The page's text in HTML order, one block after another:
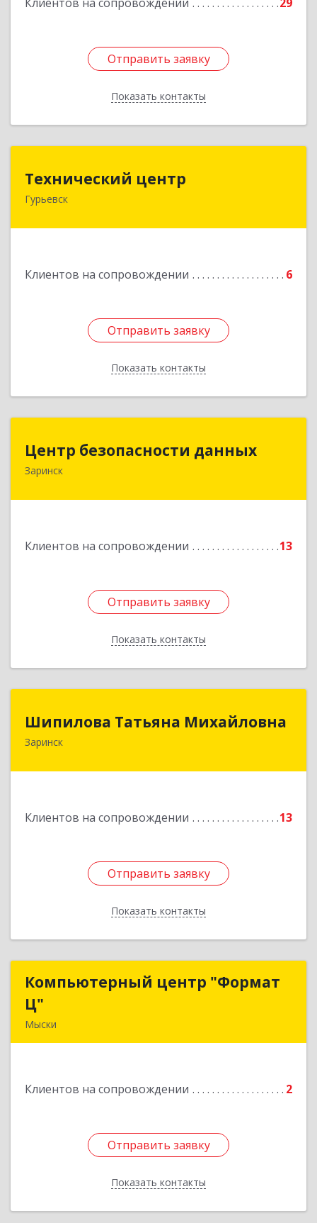
Отправить заявку
Показать контакты
Отправить заявку
Назад
Технический центр
Гурьевск
Клиентов на сопровождении 6
Отправить заявку
Показать контакты
Отправить заявку
Назад
Центр безопасности данных
Заринск
Клиентов на сопровождении 13
Отправить заявку
Показать контакты
Центр безопасности данных
659100, Алтайский край, Заринск г, Таратынова
Отправить заявку
Назад
Шипилова Татьяна Михайловна
Заринск
Клиентов на сопровождении 13
Отправить заявку
Показать контакты
Шипилова Татьяна Михайловна
Отправить заявку
Назад
Компьютерный центр "Формат
Ц"
Мыски
Клиентов на сопровождении 2
Отправить заявку
Показать контакты
Компьютерный центр "Формат
Подробнее
Отправить заявку
Назад